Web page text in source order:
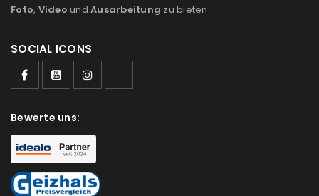
E-Mail-Adresse*
Ein Link zum Erstellen eines neuen Passworts wird an
deine E-Mail-Adresse gesendet.
NEWSLETTER ABONNIEREN
Foto, Video und Ausarbeitung zu bieten.
SOCIAL ICONS
Bewerte uns: